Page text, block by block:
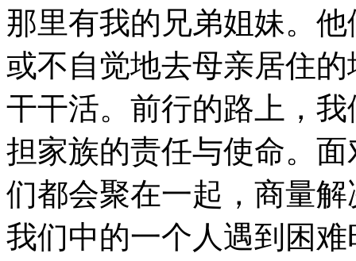
那里有我的兄弟姐妹。
或不自觉地去母亲居住
干干活。前行的路上，
担家族的责任与使命。
们都会聚在一起，商量
我们中的一个人遇到困